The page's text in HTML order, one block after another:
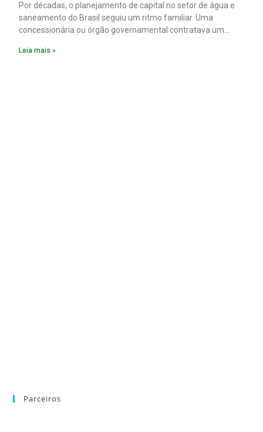
Por décadas, o planejamento de capital no setor de água e
saneamento do Brasil seguiu um ritmo familiar. Uma
concessionária ou órgão governamental contratava um
Leia mais »
Parceiros